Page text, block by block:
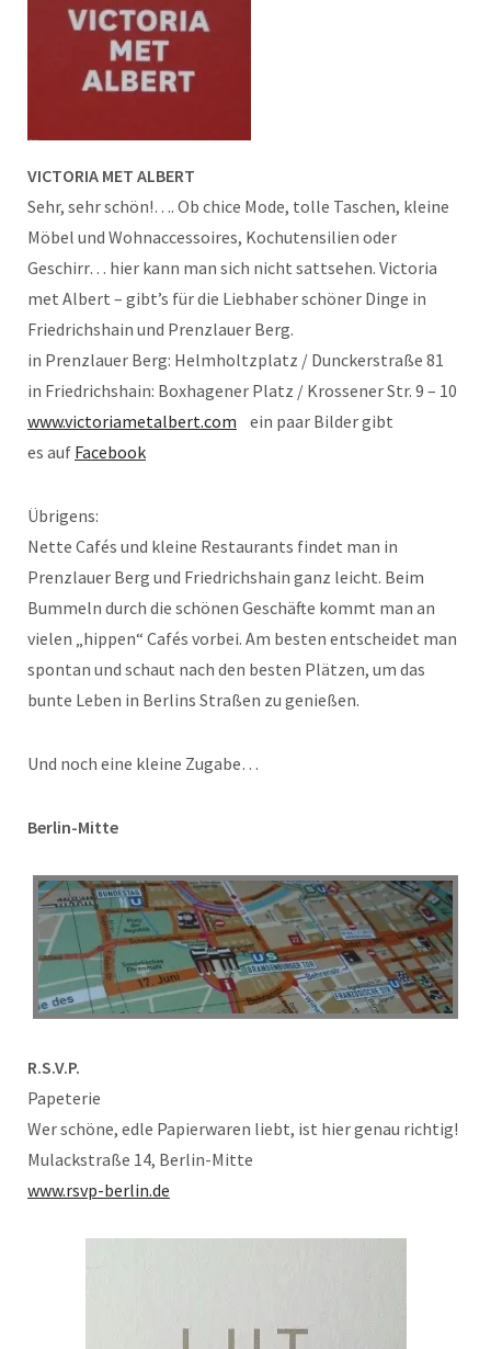
VICTORIA MET ALBERT
Sehr, sehr schön!…. Ob chice Mode, tolle Taschen, kleine
Möbel und Wohnaccessoires, Kochutensilien oder
Geschirr… hier kann man sich nicht sattsehen. Victoria
met Albert – gibt’s für die Liebhaber schöner Dinge in
Friedrichshain und Prenzlauer Berg.
in Prenzlauer Berg: Helmholtzplatz / Dunckerstraße 81
in Friedrichshain: Boxhagener Platz / Krossener Str. 9 – 10
www.victoriametalbert.com ein paar Bilder gibt
es auf Facebook
Übrigens:
Nette Cafés und kleine Restaurants findet man in
Prenzlauer Berg und Friedrichshain ganz leicht. Beim
Bummeln durch die schönen Geschäfte kommt man an
vielen „hippen“ Cafés vorbei. Am besten entscheidet man
spontan und schaut nach den besten Plätzen, um das
bunte Leben in Berlins Straßen zu genießen.
Und noch eine kleine Zugabe…
Berlin-Mitte
R.S.V.P.
Papeterie
Wer schöne, edle Papierwaren liebt, ist hier genau richtig!
Mulackstraße 14, Berlin-Mitte
www.rsvp-berlin.de